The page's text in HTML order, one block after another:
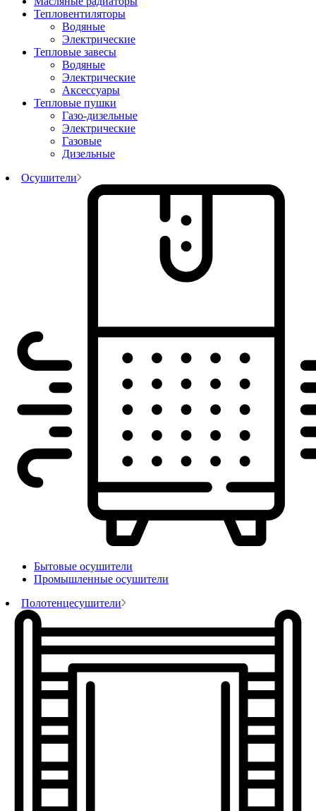
Тепловентиляторы
Водяные
Электрические
Тепловые завесы
Водяные
Электрические
Аксессуары
Тепловые пушки
Газо-дизельные
Электрические
Газовые
Дизельные
Осушители
Бытовые осушители
Промышленные осушители
Полотенцесушители